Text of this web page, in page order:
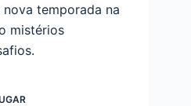
temporada na
mistérios